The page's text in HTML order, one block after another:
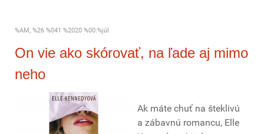
%AM, %26 %041 %2020 %00:%júl
On vie ako skórovať, na ľade aj mimo
neho
Ak máte chuť na šteklivú
a zábavnú romancu, Elle